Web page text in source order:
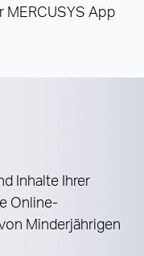
MERCUSYS App
Inhalte Ihrer
Online-
Minderjährigen